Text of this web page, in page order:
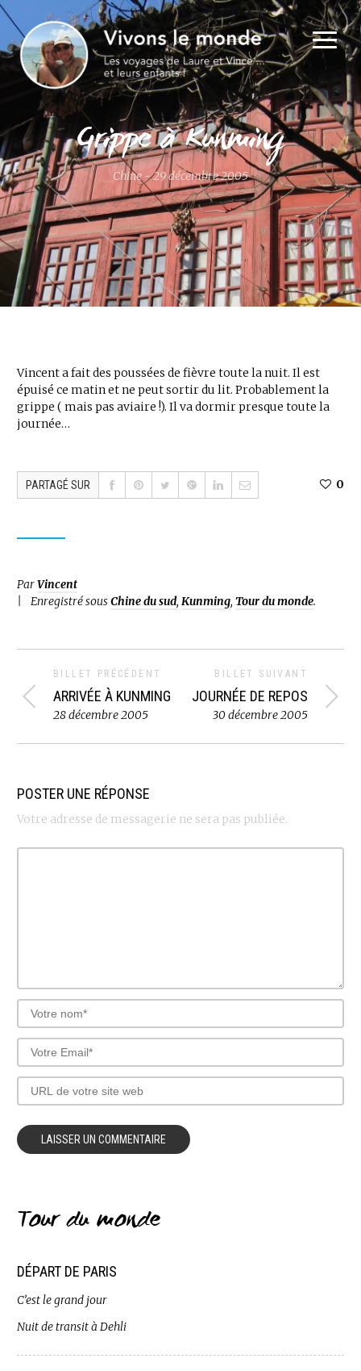
Grippe à Kunming
Chine - 29 décembre 2005
Vincent a fait des poussées de fièvre toute la nuit. Il est
épuisé ce matin et ne peut sortir du lit. Probablement la
grippe ( mais pas aviaire !). Il va dormir presque toute la
journée…
PARTAGÉ SUR 0
ParVincent
Enregistré sousChine du sud, Kunming, Tour du monde.
BILLET PRÉCÉDENT
ARRIVÉE À KUNMING
28 décembre 2005
BILLET SUIVANT
JOURNÉE DE REPOS
30 décembre 2005
POSTER UNE RÉPONSE
Votre adresse de messagerie ne sera pas publiée.
Tour du monde
DÉPART DE PARIS
C’est le grand jour
Nuit de transit à Dehli